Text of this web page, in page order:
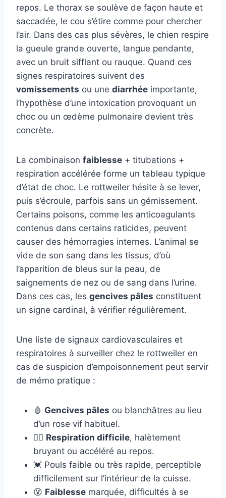
repos. Le thorax se soulève de façon haute et
saccadée, le cou s’étire comme pour chercher
l’air. Dans des cas plus sévères, le chien respire
la gueule grande ouverte, langue pendante,
avec un bruit sifflant ou rauque. Quand ces
signes respiratoires suivent des
vomissements ou une diarrhée importante,
l’hypothèse d’une intoxication provoquant un
choc ou un œdème pulmonaire devient très
concrète.
La combinaison faiblesse + titubations +
respiration accélérée forme un tableau typique
d’état de choc. Le rottweiler hésite à se lever,
puis s’écroule, parfois sans un gémissement.
Certains poisons, comme les anticoagulants
contenus dans certains raticides, peuvent
causer des hémorragies internes. L’animal se
vide de son sang dans les tissus, d’où
l’apparition de bleus sur la peau, de
saignements de nez ou de sang dans l’urine.
Dans ces cas, les gencives pâles constituent
un signe cardinal, à vérifier régulièrement.
Une liste de signaux cardiovasculaires et
respiratoires à surveiller chez le rottweiler en
cas de suspicion d’empoisonnement peut servir
de mémo pratique :
🩸 Gencives pâles ou blanchâtres au lieu
d’un rose vif habituel.
😮‍💨 Respiration difficile, halètement
bruyant ou accéléré au repos.
💓 Pouls faible ou très rapide, perceptible
difficilement sur l’intérieur de la cuisse.
😵 Faiblesse marquée, difficultés à se